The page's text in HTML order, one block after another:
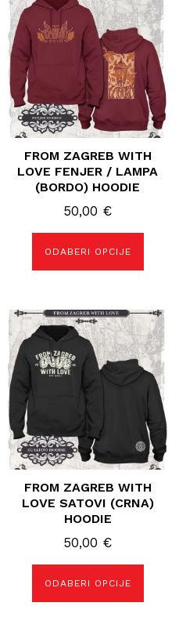
FROM ZAGREB WITH
LOVE FENJER / LAMPA
(BORDO) HOODIE
50,00 €
ODABERI OPCIJE
ima
više
varijanti.
Opcije
se
odabrati
na
stranici
proizvoda
FROM ZAGREB WITH
LOVE SATOVI (CRNA)
HOODIE
50,00 €
ODABERI OPCIJE
Ovaj
proizvod
ima
više
varijanti.
na
stranici
proizvoda